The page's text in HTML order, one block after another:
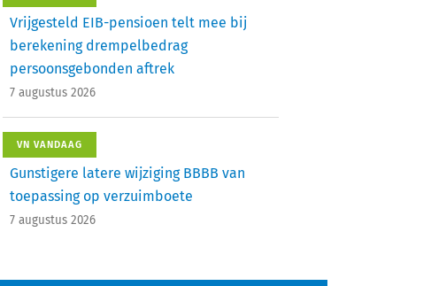
Vrijgesteld EIB-pensioen telt mee bij
berekening drempelbedrag
persoonsgebonden aftrek
7 augustus 2026
VN VANDAAG
Gunstigere latere wijziging BBBB van
toepassing op verzuimboete
7 augustus 2026